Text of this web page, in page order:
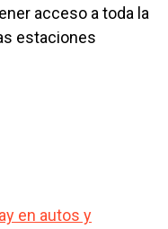
acceso a toda la
estaciones
en autos y